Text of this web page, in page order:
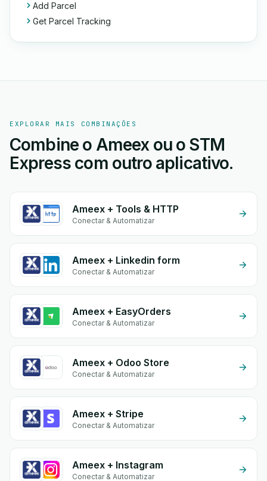
Add Parcel
Get Parcel Tracking
EXPLORAR MAIS COMBINAÇÕES
Combine o Ameex ou o STM
Express com outro aplicativo.
Ameex + Tools & HTTP
Conectar & Automatizar
Ameex + Linkedin form
Conectar & Automatizar
Ameex + EasyOrders
Conectar & Automatizar
Ameex + Odoo Store
Conectar & Automatizar
Ameex + Stripe
Conectar & Automatizar
Ameex + Instagram
Conectar & Automatizar